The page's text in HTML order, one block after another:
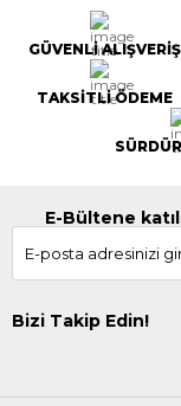
GÜVENLİ ALIŞVERİŞ
TAKSİTLİ ÖDEME
E-Bültene
Bizi Takip Edin!